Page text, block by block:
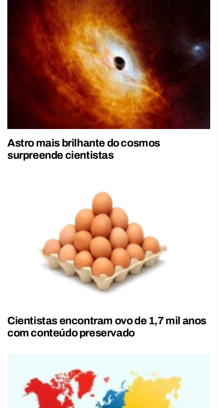
Astro mais brilhante do cosmos
surpreende cientistas
Cientistas encontram ovo de 1,7 mil anos
com conteúdo preservado